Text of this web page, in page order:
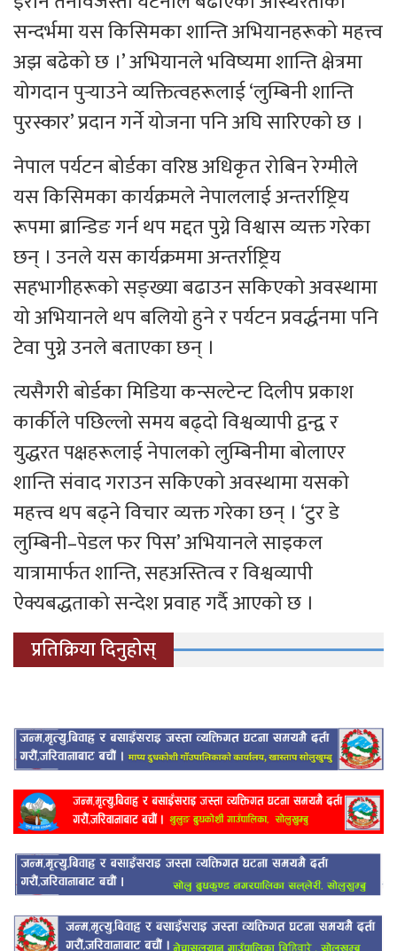
सन्दर्भमा यस किसिमका शान्ति अभियानहरूको महत्त्व
अझ बढेको छ ।’ अभियानले भविष्यमा शान्ति क्षेत्रमा
योगदान पुर्‍याउने व्यक्तित्वहरूलाई ‘लुम्बिनी शान्ति
पुरस्कार’ प्रदान गर्ने योजना पनि अघि सारिएको छ ।
नेपाल पर्यटन बोर्डका वरिष्ठ अधिकृत रोबिन रेग्मीले
यस किसिमका कार्यक्रमले नेपाललाई अन्तर्राष्ट्रिय
रूपमा ब्रान्डिङ गर्न थप मद्दत पुग्ने विश्वास व्यक्त गरेका
छन् । उनले यस कार्यक्रममा अन्तर्राष्ट्रिय
सहभागीहरूको सङ्ख्या बढाउन सकिएको अवस्थामा
यो अभियानले थप बलियो हुने र पर्यटन प्रवर्द्धनमा पनि
टेवा पुग्ने उनले बताएका छन् ।
त्यसैगरी बोर्डका मिडिया कन्सल्टेन्ट दिलीप प्रकाश
कार्कीले पछिल्लो समय बढ्दो विश्वव्यापी द्वन्द्व र
युद्धरत पक्षहरूलाई नेपालको लुम्बिनीमा बोलाएर
शान्ति संवाद गराउन सकिएको अवस्थामा यसको
महत्त्व थप बढ्ने विचार व्यक्त गरेका छन् । ‘टुर डे
लुम्बिनी–पेडल फर पिस’ अभियानले साइकल
यात्रामार्फत शान्ति, सहअस्तित्व र विश्वव्यापी
ऐक्यबद्धताको सन्देश प्रवाह गर्दै आएको छ ।
प्रतिक्रिया दिनुहोस्